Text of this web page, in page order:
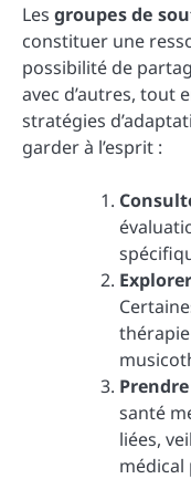
Les groupes de
constituer une
possibilité de
avec d’autres, tout
stratégies
garder à l’esprit :
santé
liées,